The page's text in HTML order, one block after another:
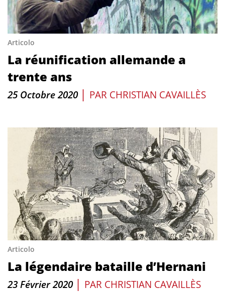
Articolo
La réunification allemande a
trente ans
25 Octobre 2020 | PAR CHRISTIAN CAVAILLÈS
Articolo
La légendaire bataille d’Hernani
23 Février 2020 | PAR CHRISTIAN CAVAILLÈS